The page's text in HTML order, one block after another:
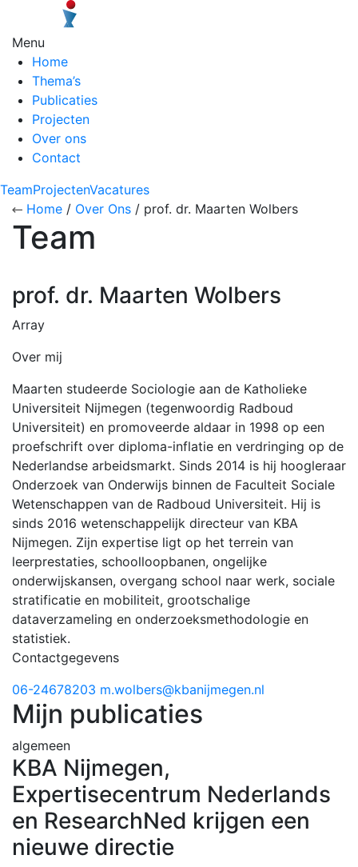
Menu
Home
Thema’s
Publicaties
Projecten
Over ons
Contact
TeamProjectenVacatures
Home / Over Ons / prof. dr. Maarten Wolbers
Team
prof. dr. Maarten Wolbers
Array
Over mij
Maarten studeerde Sociologie aan de Katholieke
Universiteit Nijmegen (tegenwoordig Radboud
Universiteit) en promoveerde aldaar in 1998 op een
proefschrift over diploma-inflatie en verdringing op de
Nederlandse arbeidsmarkt. Sinds 2014 is hij hoogleraar
Onderzoek van Onderwijs binnen de Faculteit Sociale
Wetenschappen van de Radboud Universiteit. Hij is
sinds 2016 wetenschappelijk directeur van KBA
Nijmegen. Zijn expertise ligt op het terrein van
leerprestaties, schoolloopbanen, ongelijke
onderwijskansen, overgang school naar werk, sociale
stratificatie en mobiliteit, grootschalige
dataverzameling en onderzoeksmethodologie en
statistiek.
Contactgegevens
06-24678203 m.wolbers@kbanijmegen.nl
Mijn publicaties
algemeen
KBA Nijmegen,
Expertisecentrum Nederlands
en ResearchNed krijgen een
nieuwe directie